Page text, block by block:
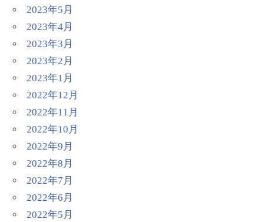
2023年5月
2023年4月
2023年3月
2023年2月
2023年1月
2022年12月
2022年11月
2022年10月
2022年9月
2022年8月
2022年7月
2022年6月
2022年5月